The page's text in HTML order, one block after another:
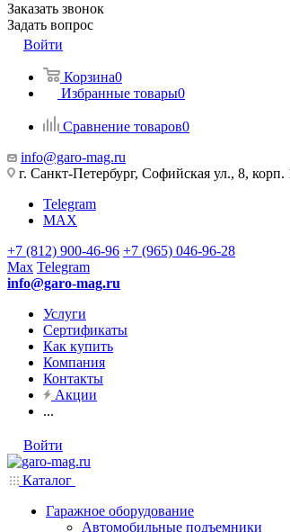
Заказать звонок
Задать вопрос
Войти
Корзина0
Избранные товары0
Сравнение товаров0
info@garo-mag.ru
г. Санкт-Петербург, Софийская ул., 8, корп.
Telegram
MAX
+7 (812) 900-46-96 +7 (965) 046-96-28
Max Telegram
info@garo-mag.ru
Услуги
Сертификаты
Как купить
Компания
Контакты
Акции
...
Войти
Каталог
Гаражное оборудование
Автомобильные подъемники